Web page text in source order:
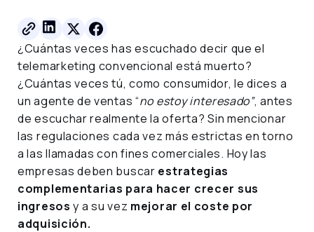
¿Cuántas veces has escuchado decir que el
telemarketing convencional está muerto?
¿Cuántas veces tú, como consumidor, le dices a
un agente de ventas “no estoy interesado”, antes
de escuchar realmente la oferta? Sin mencionar
las regulaciones cada vez más estrictas en torno
a las llamadas con fines comerciales. Hoy las
empresas deben buscar estrategias
complementarias para hacer crecer sus
ingresos y a su vez mejorar el coste por
adquisición.